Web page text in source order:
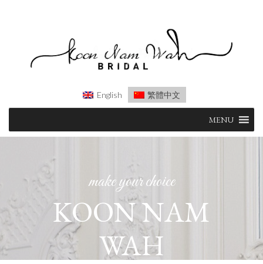
English 繁體中文
content
MENU
make your choice
KOON NAM
WAH